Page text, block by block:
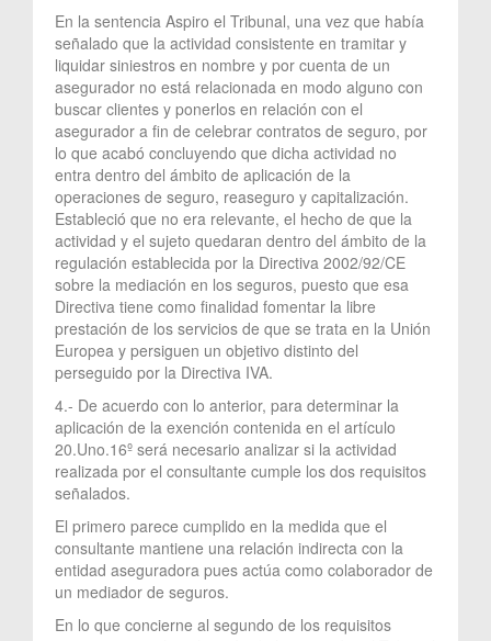
En la sentencia Aspiro el Tribunal, una vez que había
señalado que la actividad consistente en tramitar y
liquidar siniestros en nombre y por cuenta de un
asegurador no está relacionada en modo alguno con
buscar clientes y ponerlos en relación con el
asegurador a fin de celebrar contratos de seguro, por
lo que acabó concluyendo que dicha actividad no
entra dentro del ámbito de aplicación de la
operaciones de seguro, reaseguro y capitalización.
Estableció que no era relevante, el hecho de que la
actividad y el sujeto quedaran dentro del ámbito de la
regulación establecida por la Directiva 2002/92/CE
sobre la mediación en los seguros, puesto que esa
Directiva tiene como finalidad fomentar la libre
prestación de los servicios de que se trata en la Unión
Europea y persiguen un objetivo distinto del
perseguido por la Directiva IVA.
4.- De acuerdo con lo anterior, para determinar la
aplicación de la exención contenida en el artículo
20.Uno.16º será necesario analizar si la actividad
realizada por el consultante cumple los dos requisitos
señalados.
El primero parece cumplido en la medida que el
consultante mantiene una relación indirecta con la
entidad aseguradora pues actúa como colaborador de
un mediador de seguros.
En lo que concierne al segundo de los requisitos